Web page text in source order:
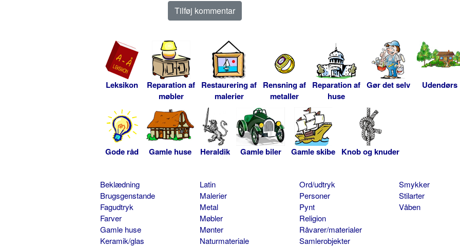
Leksikon
Reparation af
møbler
Restaurering af
malerier
Rensning af
metaller
Reparation af
huse
Gør det selv Udendørs
Gode råd Gamle huse Heraldik Gamle biler Gamle skibe Knob og knuder
Beklædning
Brugsgenstande
Fagudtryk
Farver
Gamle huse
Keramik/glas
Latin
Malerier
Metal
Møbler
Mønter
Naturmateriale
Ord/udtryk
Personer
Pynt
Religion
Råvarer/materialer
Samlerobjekter
Smykker
Stilarter
Våben